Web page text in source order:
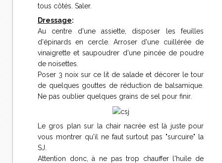
tous côtés. Saler.
Dressage:
Au centre d'une assiette, disposer les feuilles
d'épinards en cercle. Arroser d'une cuillérée de
vinaigrette et saupoudrer d'une pincée de poudre
de noisettes.
Poser 3 noix sur ce lit de salade et décorer le tour
de quelques gouttes de réduction de balsamique.
Ne pas oublier quelques grains de sel pour finir.
Le gros plan sur la chair nacrée est là juste pour
vous montrer qu'il ne faut surtout pas "surcuire" la
SJ.
Attention donc, à ne pas trop chauffer l'huile de